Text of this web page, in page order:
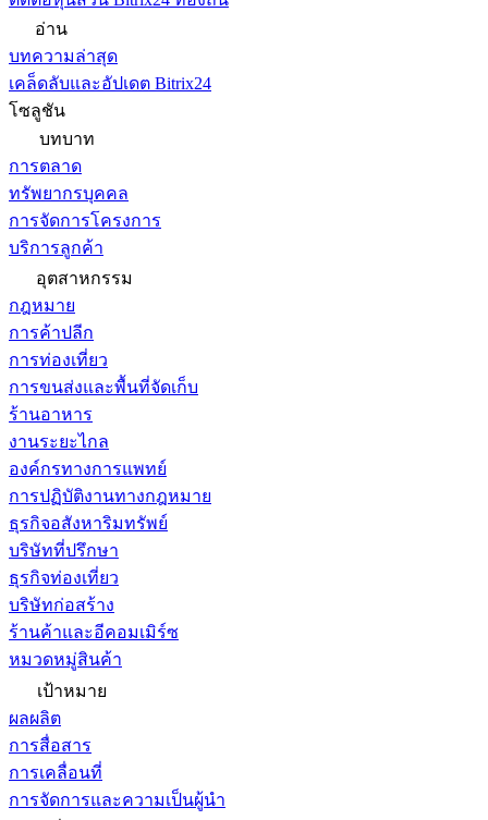
อ่าน
บทความล่าสุด
เคล็ดลับและอัปเดต Bitrix24
โซลูชัน
บทบาท
การตลาด
ทรัพยากรบุคคล
การจัดการโครงการ
บริการลูกค้า
อุตสาหกรรม
กฎหมาย
การค้าปลีก
การท่องเที่ยว
การขนส่งและพื้นที่จัดเก็บ
ร้านอาหาร
งานระยะไกล
องค์กรทางการแพทย์
การปฏิบัติงานทางกฎหมาย
ธุรกิจอสังหาริมทรัพย์
บริษัทที่ปรึกษา
ธุรกิจท่องเที่ยว
บริษัทก่อสร้าง
ร้านค้าและอีคอมเมิร์ซ
หมวดหมู่สินค้า
เป้าหมาย
ผลผลิต
การสื่อสาร
การเคลื่อนที่
การจัดการและความเป็นผู้นำ